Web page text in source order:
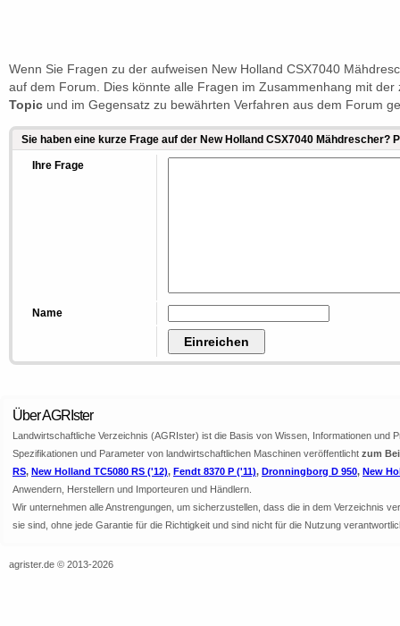
Wenn Sie Fragen zu der aufweisen New Holland CSX7040
auf dem Forum. Dies könnte alle Fragen im Zusammenhang mit
Topic und im Gegensatz zu bewährten Verfahren aus dem Forum
Sie haben eine kurze Frage auf der New Holland CSX7040 Mähdrescher?
Ihre Frage
Name
Über AGRIster
Landwirtschaftliche Verzeichnis (AGRIster) ist die Basis von Wissen, Informationen
Spezifikationen und Parameter von landwirtschaftlichen Maschinen veröffentlicht zum
RS, New Holland TC5080 RS ('12), Fendt 8370 P ('11), Dronningborg D 950, New
Anwendern, Herstellern und Importeuren und Händlern.
Wir unternehmen alle Anstrengungen, um sicherzustellen, dass die in dem Verzeichnis
sie sind, ohne jede Garantie für die Richtigkeit und sind nicht für die Nutzung
agrister.de © 2013-2026